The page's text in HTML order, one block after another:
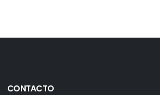
CONTACTO